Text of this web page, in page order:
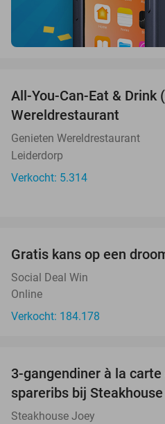
All-You-Can-Eat & Drink
Wereldrestaurant
Genieten Wereldrestaurant
Leiderdorp
Verkocht: 5.314
Gratis kans op een
Social Deal Win
Online
Verkocht: 184.178
3-gangendiner à la
spareribs bij
Steakhouse Joey